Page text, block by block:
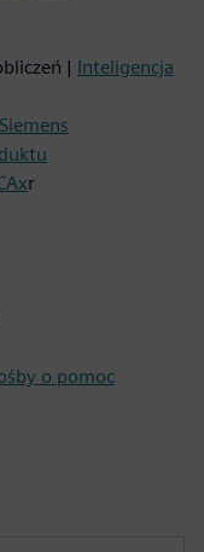
| Inteligencja
r
o pomoc